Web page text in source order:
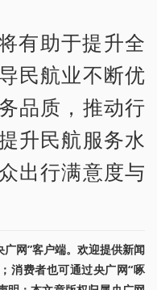
有助于提升全
民航业不断优
品质，推动行
升民航服务水
出行满意度与
网”客户端。欢迎提供新闻
消费者也可通过央广网“啄